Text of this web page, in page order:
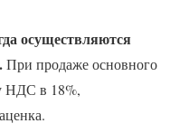
осуществляются
При продаже основного
НДС в 18%,